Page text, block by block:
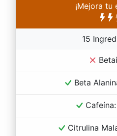
¡Mejora tu
15
Beta
Citrulina